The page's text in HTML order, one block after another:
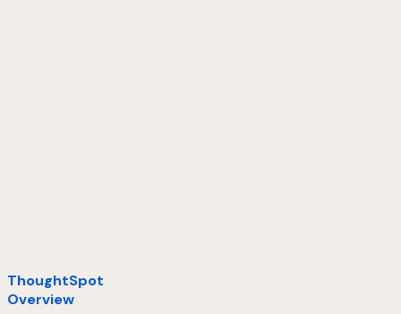
ThoughtSpot
Overview